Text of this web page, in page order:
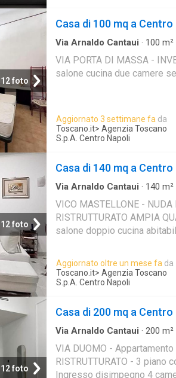
12 foto
Casa di 100 mq a Centro
Via Arnaldo Cantaui · 100 m²
VIA PORTA DI MASSA -
salone cucina due camere
Aggiornato 3 settimane fa da
Toscano.it> Agenzia Toscano
S.p.A. Centro Napoli
12 foto
Casa di 140 mq a Centro
Via Arnaldo Cantaui · 140 m²
VICO MASTELLONE - NUDA
RISTRUTTURATO AMPIA
salone doppio cucina
Aggiornato oltre un mese fa da
Toscano.it> Agenzia Toscano
S.p.A. Centro Napoli
12 foto
Casa di 200 mq a Centro
Via Arnaldo Cantaui · 200 m²
VIA DUOMO - Appartamento
RISTRUTTURATO - 3 piano
Ingresso disimpegno 4